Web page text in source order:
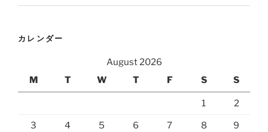
カレンダー
August 2026
M
T W T F S S
1 2
3 4 5 6 7 8 9